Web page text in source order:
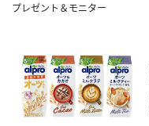
プレゼント＆モニター